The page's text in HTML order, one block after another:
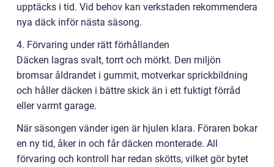
upptäcks i tid. Vid behov kan verkstaden rekommendera
nya däck inför nästa säsong.
4. Förvaring under rätt förhållanden
Däcken lagras svalt, torrt och mörkt. Den miljön
bromsar åldrandet i gummit, motverkar sprickbildning
och håller däcken i bättre skick än i ett fuktigt förråd
eller varmt garage.
När säsongen vänder igen är hjulen klara. Föraren bokar
en ny tid, åker in och får däcken monterade. All
förvaring och kontroll har redan skötts, vilket gör bytet